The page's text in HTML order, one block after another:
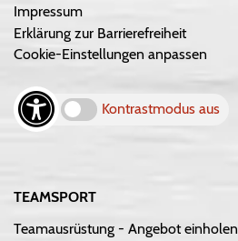
Impressum
Erklärung zur Barrierefreiheit
Cookie-Einstellungen anpassen
Kontrastmodus aus
TEAMSPORT
Teamausrüstung - Angebot einholen